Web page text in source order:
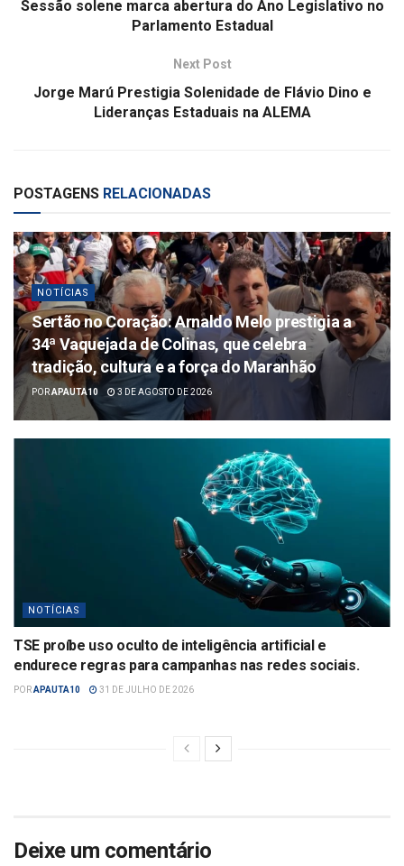
Sessão solene marca abertura do Ano Legislativo no
Parlamento Estadual
Next Post
Jorge Marú Prestigia Solenidade de Flávio Dino e
Lideranças Estaduais na ALEMA
POSTAGENS RELACIONADAS
NOTÍCIAS
Sertão no Coração: Arnaldo Melo prestigia a
34ª Vaquejada de Colinas, que celebra
tradição, cultura e a força do Maranhão
PORAPAUTA10 3 DE AGOSTO DE 2026
NOTÍCIAS
TSE proíbe uso oculto de inteligência artificial e
endurece regras para campanhas nas redes sociais.
PORAPAUTA10 31 DE JULHO DE 2026
Deixe um comentário